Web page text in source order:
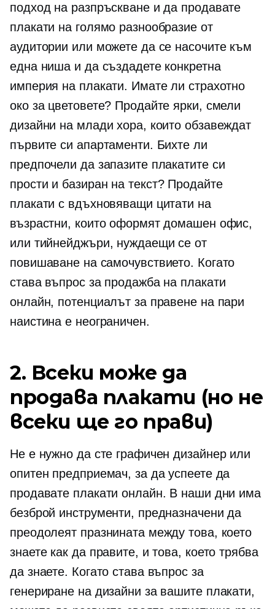
подход на разпръскване и да продавате
плакати на голямо разнообразие от
аудитории или можете да се насочите към
една ниша и да създадете конкретна
империя на плакати. Имате ли страхотно
око за цветовете? Продайте ярки, смели
дизайни на млади хора, които обзавеждат
първите си апартаменти. Бихте ли
предпочели да запазите плакатите си
прости и базиран на текст?Продайте
плакати с вдъхновяващи цитати на
възрастни, които оформят домашен офис,
или тийнейджъри, нуждаещи се от
повишаване на самочувствието. Когато
става въпрос за продажба на плакати
онлайн, потенциалът за правене на пари
наистина е неограничен.
2. Всеки може да
продава плакати (но не
всеки ще го прави)
Не е нужно да сте графичен дизайнер или
опитен предприемач, за да успеете да
продавате плакати онлайн. В наши дни има
безброй инструменти, предназначени да
преодолеят празнината между това, което
знаете как да правите, и това, което трябва
да знаете. Когато става въпрос за
генериране на дизайни за вашите плакати,